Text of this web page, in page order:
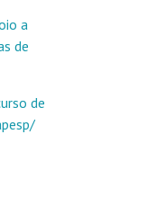
a
de
de